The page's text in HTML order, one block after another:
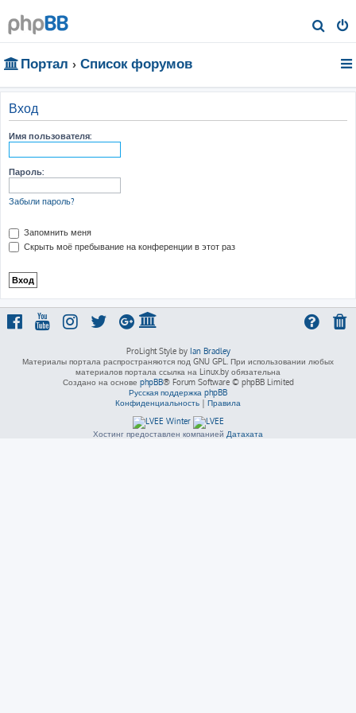
о
Портал Список форумов
Вход
Имя пользователя:
Пароль:
Забыли пароль?
Запомнить меня
Скрыть моё пребывание на конференции в этот раз
ProLight Style by Ian Bradley
Материалы портала распространяются под GNU GPL. При использовании любых
материалов портала ссылка на Linux.by обязательна
Создано на основе phpBB® Forum Software © phpBB Limited
Русская поддержка phpBB
Конфиденциальность | Правила
Хостинг предоставлен компанией Датахата